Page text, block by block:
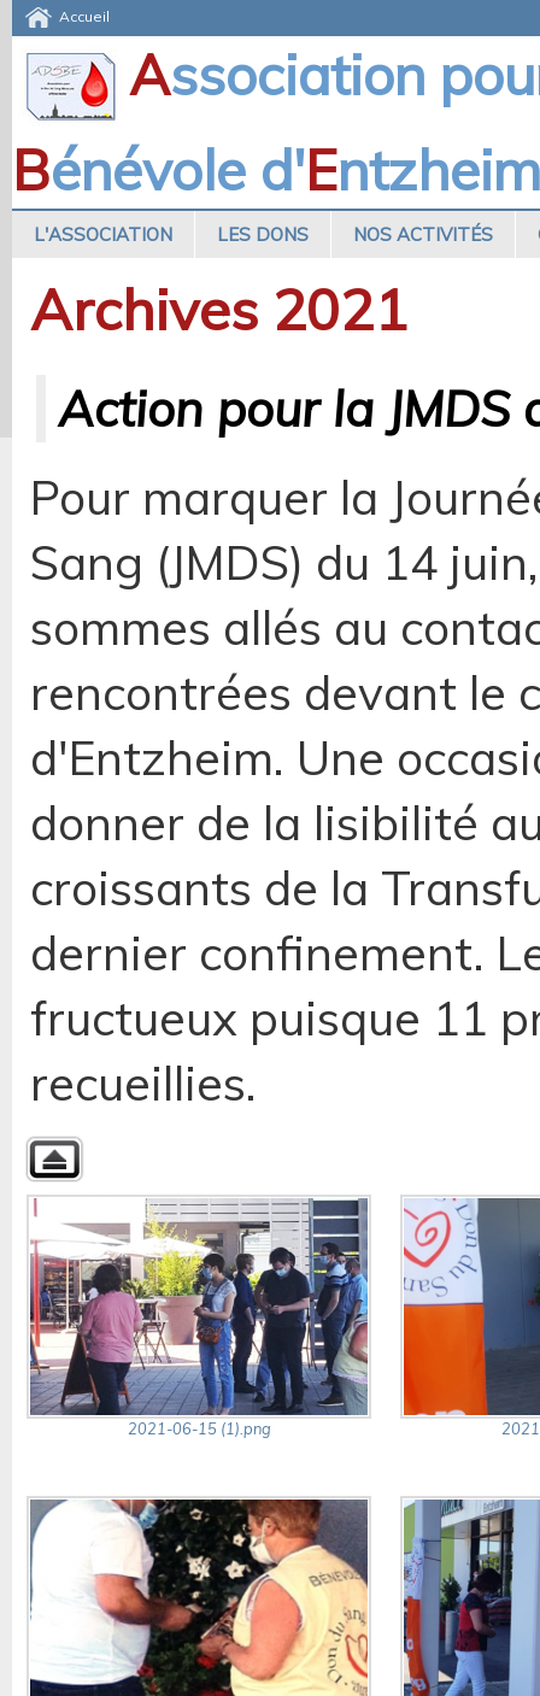
Accueil
Association
Bénévole d'Entzheim
L'ASSOCIATION LES DONS NOS ACTIVITÉS
Archives 2021
Action pour la JMDS
Pour marquer la
Sang (JMDS) du 14
sommes allés au
rencontrées devant le
d'Entzheim. Une
donner de la lisibilité
croissants de la
dernier confinement.
fructueux puisque 11
recueillies.
2021-06-15 (1).png